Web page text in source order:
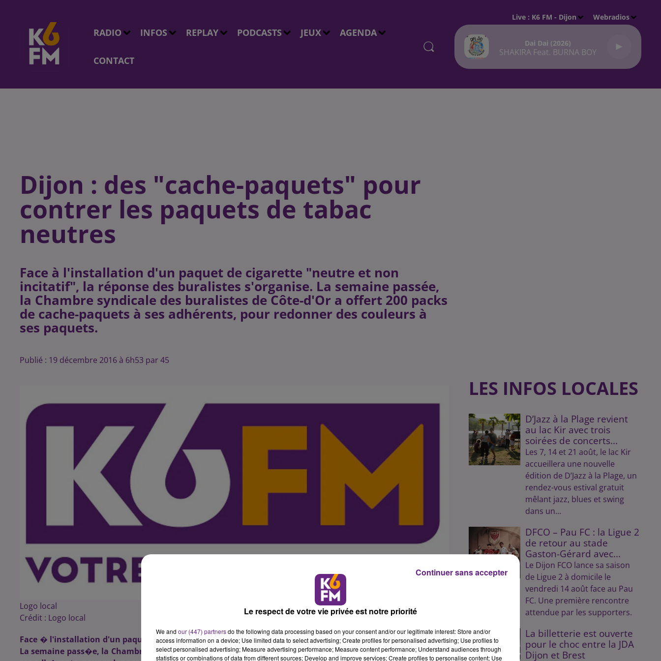
RADIO INFOS REPLAY PODCASTS JEUX AGENDA
CONTACT
Live : K6 FM - Dijon Webradios
Dai Dai (2026)
SHAKIRA Feat. BURNA BOY
Dijon : des "cache-paquets" pour
contrer les paquets de tabac
neutres
Face à l'installation d'un paquet de cigarette "neutre et non
incitatif", la réponse des buralistes s'organise. La semaine passée,
la Chambre syndicale des buralistes de Côte-d'Or a offert 200 packs
de cache-paquets à ses adhérents, pour redonner des couleurs à
Publié : 19 décembre 2016 à 6h53 par 45
Logo local
Crédit : Logo local
Face � l'installation d'un paquet de cigarette "neutre et non incitatif", la r�ponse des buralistes s'organise.
La semaine pass�e, la Chambre syndicale des buralistes de C�te-d'Or a offert 200 packs de cache-paquets �
LES INFOS LOCALES
D’Jazz à la Plage revient
au lac Kir avec trois
soirées de concerts...
Les 7, 14 et 21 août, le lac Kir
accueillera une nouvelle
édition de D’Jazz à la Plage, un
rendez-vous estival gratuit
mêlant jazz, blues et swing
dans un...
DFCO – Pau FC : la Ligue 2
de retour au stade
Gaston-Gérard avec...
Le Dijon FCO lance sa saison
de Ligue 2 à domicile le
vendredi 14 août face au Pau
FC. Une première rencontre
attendue par les supporters.
La billetterie est ouverte
pour le choc entre la JDA
Dijon et Brest
Le respect de votre vie privée est notre priorité
We and our (447) partnersdo the following data processing based on your consent and/or our legitimate interest: Store and/or
access information on a device; Use limited data to select advertising; Create profiles for personalised advertising; Use profiles to
select personalised advertising; Measure advertising performance; Measure content performance; Understand audiences through
statistics or combinations of data from different sources; Develop and improve services; Create profiles to personalise content; Use
Continuer sans accepter